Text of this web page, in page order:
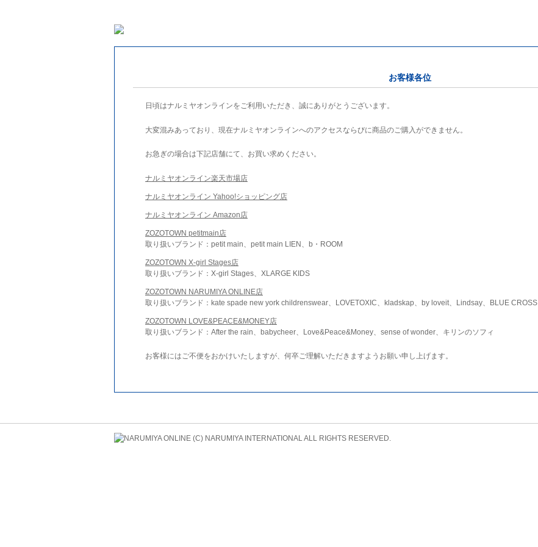
お客様各位
日頃はナルミヤオンラインをご利用いただき、誠にありがとうございます。
大変混みあっており、現在ナルミヤオンラインへのアクセスならびに商品のご購入ができません。
お急ぎの場合は下記店舗にて、お買い求めください。
ナルミヤオンライン楽天市場店
ナルミヤオンライン Yahoo!ショッピング店
ナルミヤオンライン Amazon店
ZOZOTOWN petitmain店
取り扱いブランド：petit main、petit main LIEN、b・ROOM
ZOZOTOWN X-girl Stages店
取り扱いブランド：X-girl Stages、XLARGE KIDS
ZOZOTOWN NARUMIYA ONLINE店
取り扱いブランド：kate spade new york childrenswear、LOVETOXIC、kladskap、by loveit、Lindsay、BLUE CROSS
ZOZOTOWN LOVE&PEACE&MONEY店
取り扱いブランド：After the rain、babycheer、Love&Peace&Money、sense of wonder、キリンのソフィ
お客様にはご不便をおかけいたしますが、何卒ご理解いただきますようお願い申し上げます。